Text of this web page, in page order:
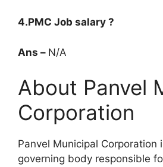
4.PMC Job salary ?
Ans – N/A
About Panvel
Corporation
Panvel Municipal Corporation
governing body responsible